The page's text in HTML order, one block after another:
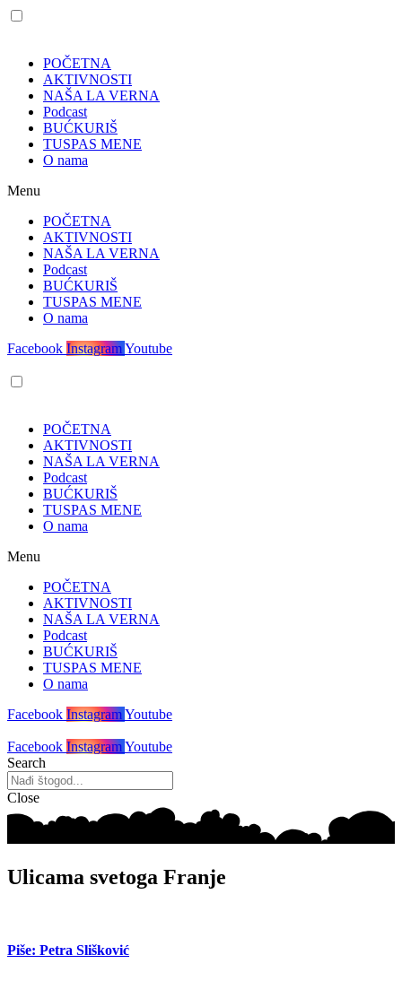
POČETNA
AKTIVNOSTI
NAŠA LA VERNA
Podcast
BUĆKURIŠ
TUSPAS MENE
O nama
Menu
POČETNA
AKTIVNOSTI
NAŠA LA VERNA
Podcast
BUĆKURIŠ
TUSPAS MENE
O nama
Facebook InstagramYoutube
POČETNA
AKTIVNOSTI
NAŠA LA VERNA
Podcast
BUĆKURIŠ
TUSPAS MENE
O nama
Menu
POČETNA
AKTIVNOSTI
NAŠA LA VERNA
Podcast
BUĆKURIŠ
TUSPAS MENE
O nama
Facebook InstagramYoutube
Facebook InstagramYoutube
Search
Close
Ulicama svetoga Franje
Piše: Petra Slišković